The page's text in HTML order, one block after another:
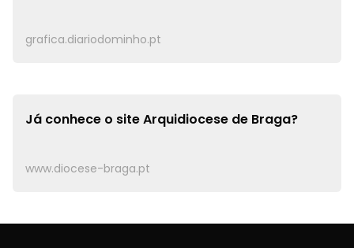
grafica.diariodominho.pt
Já conhece o siteArquidiocese de Braga?
www.diocese-braga.pt